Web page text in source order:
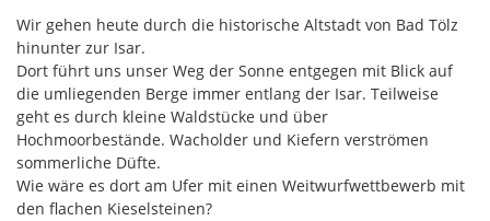
Wir gehen heute durch die historische Altstadt von Bad Tölz
hinunter zur Isar.
Dort führt uns unser Weg der Sonne entgegen mit Blick auf
die umliegenden Berge immer entlang der Isar. Teilweise
geht es durch kleine Waldstücke und über
Hochmoorbestände. Wacholder und Kiefern verströmen
sommerliche Düfte.
Wie wäre es dort am Ufer mit einen Weitwurfwettbewerb mit
den flachen Kieselsteinen?